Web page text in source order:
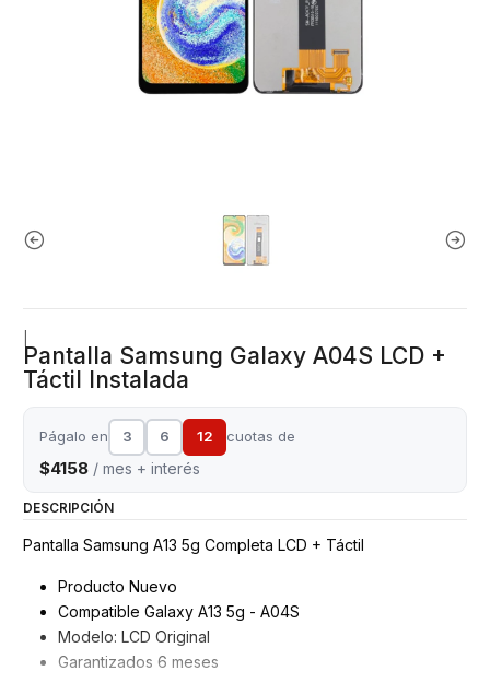
Pantalla Samsung Galaxy A04S LCD +
Táctil Instalada
Págalo en 3 6 12 cuotas de
$4158 / mes + interés
DESCRIPCIÓN
Pantalla Samsung A13 5g Completa LCD + Táctil
Producto Nuevo
Compatible Galaxy A13 5g - A04S
Modelo: LCD Original
Garantizados 6 meses